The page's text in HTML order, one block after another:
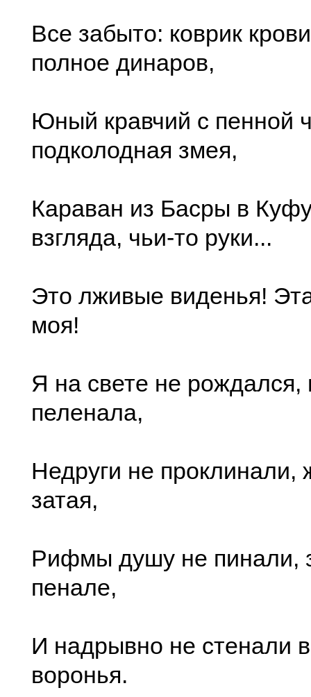
Все забыто: коврик
полное динаров,
Юный кравчий с пенной
подколодная змея,
Караван из Басры в
взгляда, чьи-то руки...
Это лживые виденья!
моя!
Я на свете не рождался,
пеленала,
Недруги не проклинали,
затая,
Рифмы душу не пинали,
пенале,
И надрывно не стенали
воронья.